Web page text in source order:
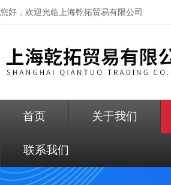
您好，欢迎光临上海乾拓贸易有限公司
首页 关于我们
联系我们